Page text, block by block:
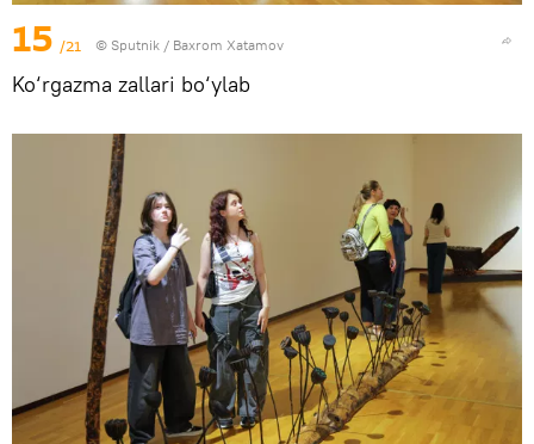
15 /21 © Sputnik / Baxrom Xatamov
Ko‘rgazma zallari bo‘ylab